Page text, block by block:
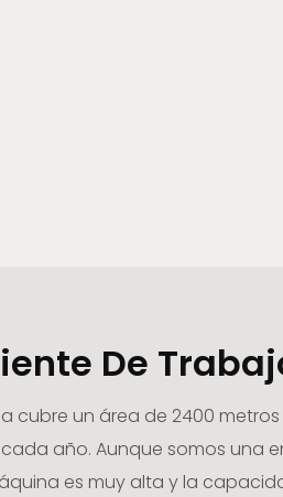
De
cubre un área de 2400
año. Aunque somos una
es muy alta y la